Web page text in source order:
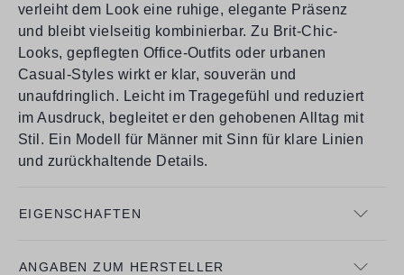
verleiht dem Look eine ruhige, elegante Präsenz
und bleibt vielseitig kombinierbar. Zu Brit-Chic-
Looks, gepflegten Office-Outfits oder urbanen
Casual-Styles wirkt er klar, souverän und
unaufdringlich. Leicht im Tragegefühl und reduziert
im Ausdruck, begleitet er den gehobenen Alltag mit
Stil. Ein Modell für Männer mit Sinn für klare Linien
und zurückhaltende Details.
EIGENSCHAFTEN
ANGABEN ZUM HERSTELLER